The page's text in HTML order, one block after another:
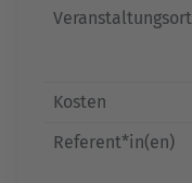
Veranstaltungsort
Kosten
Referent*in(en)